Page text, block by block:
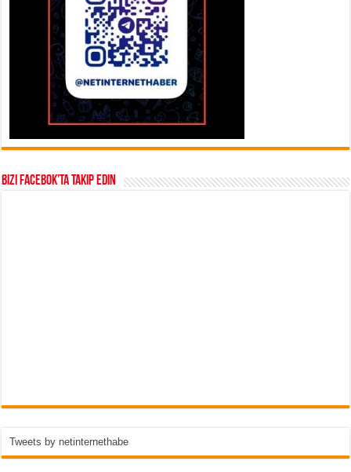
Bizi Facebok’ta takip edin
Tweets by netinternethabe